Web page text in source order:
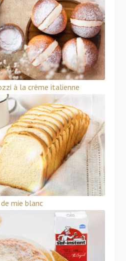
à la crème italienne
de mie blanc